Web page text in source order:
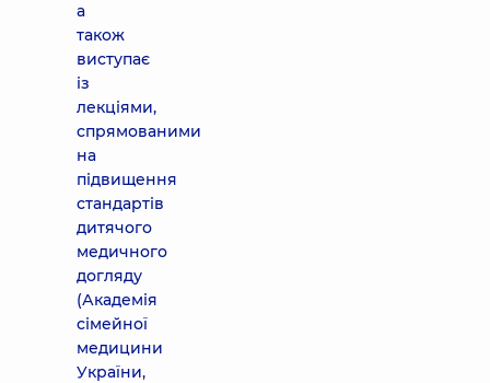
а
також
виступає
із
лекціями,
спрямованими
на
підвищення
стандартів
дитячого
медичного
догляду
(Академія
сімейної
медицини
України,